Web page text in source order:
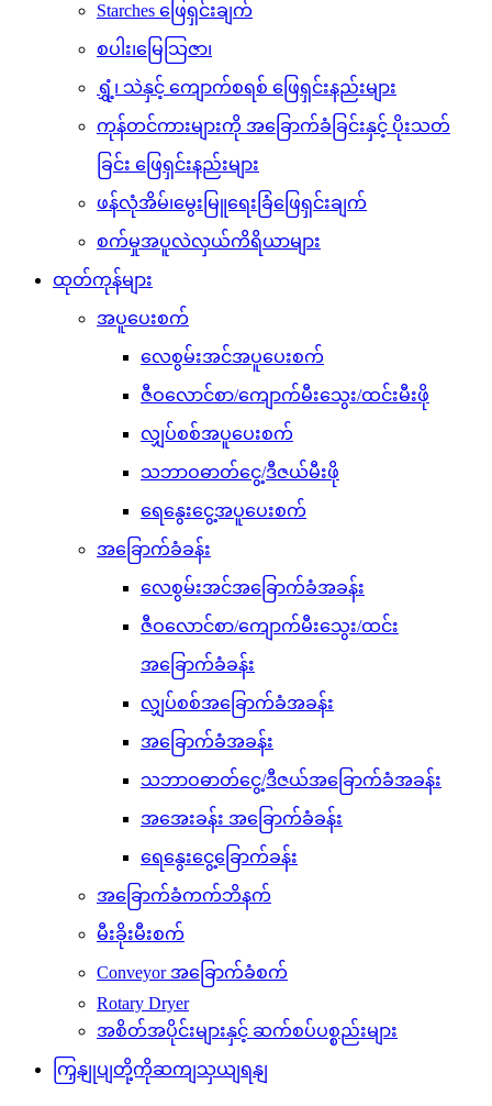
Starches ဖြေရှင်းချက်
စပါး၊မြေသြဇာ၊
ရွှံ့၊ သဲနှင့် ကျောက်စရစ် ဖြေရှင်းနည်းများ
ကုန်တင်ကားများကို အခြောက်ခံခြင်းနှင့် ပိုးသတ်
ခြင်း ဖြေရှင်းနည်းများ
ဖန်လုံအိမ်၊မွေးမြူရေးခြံဖြေရှင်းချက်
စက်မှုအပူလဲလှယ်ကိရိယာများ
ထုတ်ကုန်များ
အပူပေးစက်
လေစွမ်းအင်အပူပေးစက်
ဇီဝလောင်စာ/ကျောက်မီးသွေး/ထင်းမီးဖို
လျှပ်စစ်အပူပေးစက်
သဘာဝဓာတ်ငွေ့/ဒီဇယ်မီးဖို
ရေနွေးငွေ့အပူပေးစက်
အခြောက်ခံခန်း
လေစွမ်းအင်အခြောက်ခံအခန်း
ဇီဝလောင်စာ/ကျောက်မီးသွေး/ထင်း
အခြောက်ခံခန်း
လျှပ်စစ်အခြောက်ခံအခန်း
အခြောက်ခံအခန်း
သဘာဝဓာတ်ငွေ့/ဒီဇယ်အခြောက်ခံအခန်း
အအေးခန်း အခြောက်ခံခန်း
ရေနွေးငွေ့ခြောက်ခန်း
အခြောက်ခံကက်ဘိနက်
မီးခိုးမီးစက်
Conveyor အခြောက်ခံစက်
Rotary Dryer
အစိတ်အပိုင်းများနှင့် ဆက်စပ်ပစ္စည်းများ
ကြှနျုပျတို့ကိုဆကျသှယျရနျ